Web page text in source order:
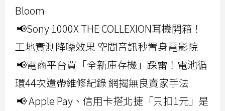
Bloom
📢Sony 1000X THE COLLEXION耳機開箱！
工地實測降噪效果 空間音訊秒置身電影院
📢電商平台買「全新庫存機」踩雷！電池循
環44次還帶維修紀錄 網揭無良賣家手法
📢 Apple Pay、信用卡搭北捷「只扣1元」是